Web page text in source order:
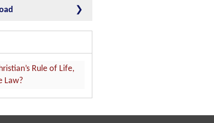
Rule of Life,
Law?